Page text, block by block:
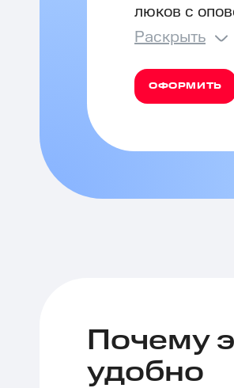
люков с
Раскрыть
ОФОРМИТЬ
Почему
удобно